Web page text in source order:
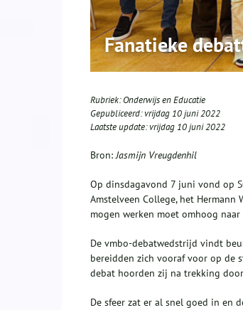
Fanatieke
Rubriek:Onderwijs en Educatie
Gepubliceerd:vrijdag 10 juni 2022
Laatste update:vrijdag 10 juni 2022
Bron:Jasmijn Vreugdenhil
Op dinsdagavond 7 juni vond op
Amstelveen College, het
mogen werken moet omhoog
De vmbo-debatwedstrijd vindt
bereidden zich vooraf voor op de
debat hoorden zij na trekking
De sfeer zat er al snel goed in en